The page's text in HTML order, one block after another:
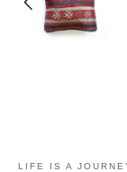
LIFE IS A